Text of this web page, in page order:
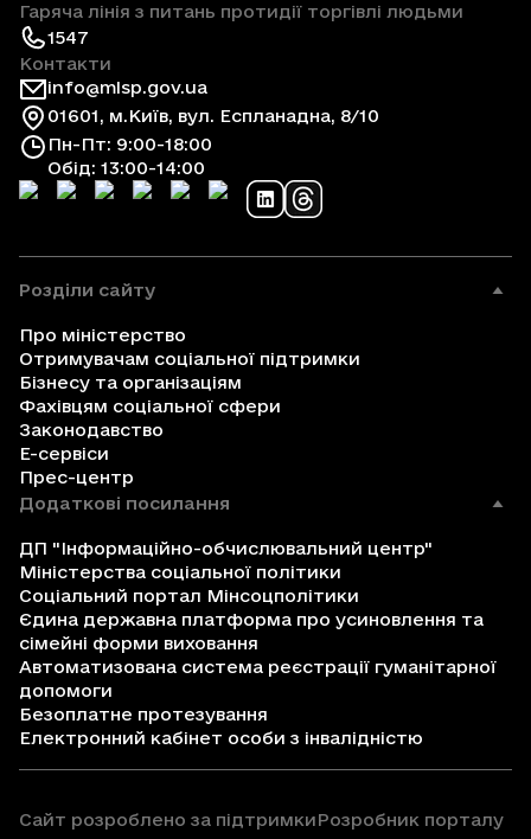
Гаряча лінія з питань протидії торгівлі людьми
1547
Контакти
info@mlsp.gov.ua
01601, м.Київ, вул. Еспланадна, 8/10
Пн-Пт: 9:00-18:00
Обід: 13:00-14:00
Розділи сайту
Про міністерство
Отримувачам соціальної підтримки
Бізнесу та організаціям
Фахівцям соціальної сфери
Законодавство
Е-сервіси
Прес-центр
Додаткові посилання
ДП "Інформаційно-обчислювальний центр"
Міністерства соціальної політики
Соціальний портал Мінсоцполітики
Єдина державна платформа про усиновлення та
сімейні форми виховання
Автоматизована система реєстрації гуманітарної
допомоги
Безоплатне протезування
Електронний кабінет особи з інвалідністю
Сайт розроблено за підтримкиРозробник порталу